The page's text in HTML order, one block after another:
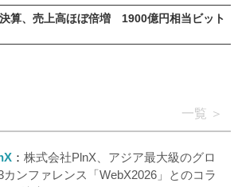
算、売上高ほぼ倍増 1900億円相当ビット
一覧
株式会社PlnX、アジア最大級のグロ
カンファレンス「WebX2026」とのコラ